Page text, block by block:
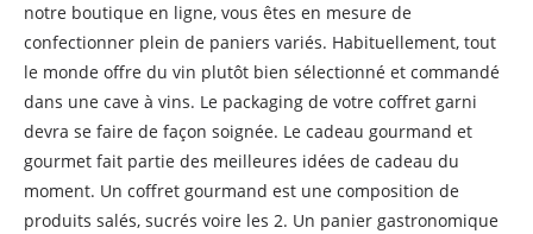
notre boutique en ligne, vous êtes en mesure de
confectionner plein de paniers variés. Habituellement, tout
le monde offre du vin plutôt bien sélectionné et commandé
dans une cave à vins. Le packaging de votre coffret garni
devra se faire de façon soignée. Le cadeau gourmand et
gourmet fait partie des meilleures idées de cadeau du
moment. Un coffret gourmand est une composition de
produits salés, sucrés voire les 2. Un panier gastronomique